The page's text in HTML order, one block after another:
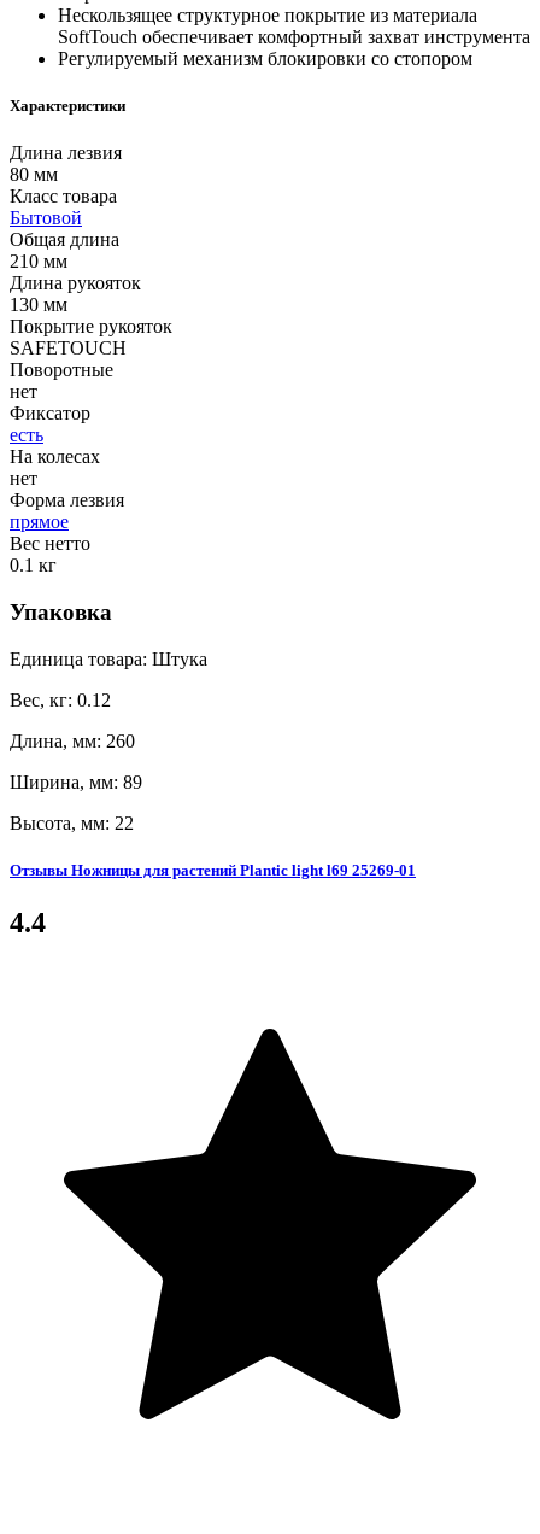
Нескользящее структурное покрытие из материала
SoftTouch обеспечивает комфортный захват инструмента
Регулируемый механизм блокировки со стопором
Характеристики
Длина лезвия
80 мм
Класс товара
Бытовой
Общая длина
210 мм
Длина рукояток
130 мм
Покрытие рукояток
SAFETOUCH
Поворотные
нет
Фиксатор
есть
На колесах
нет
Форма лезвия
прямое
Вес нетто
0.1 кг
Упаковка
Единица товара: Штука
Вес, кг: 0.12
Длина, мм: 260
Ширина, мм: 89
Высота, мм: 22
Отзывы Ножницы для растений Plantic light l69 25269-01
4.4